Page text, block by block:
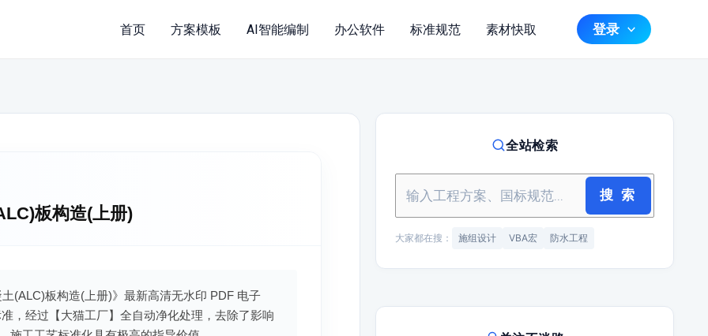
首页 方案模板 AI智能编制 办公软件 标准规范 素材快取 登录
板构造(上册)
(ALC)板构造(上册)》最新高清无水印 PDF 电子
，经过【大猫工厂】全自动净化处理，去除了影响
全站检索
搜 索
大家都在搜： 施组设计 VBA宏 防水工程